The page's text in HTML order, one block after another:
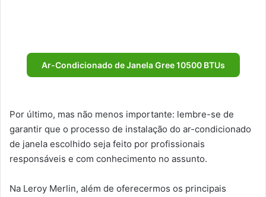
Ar-Condicionado de Janela Gree 10500 BTUs
Por último, mas não menos importante: lembre-se de
garantir que o processo de instalação do ar-condicionado
de janela escolhido seja feito por profissionais
responsáveis e com conhecimento no assunto.
Na Leroy Merlin, além de oferecermos os principais